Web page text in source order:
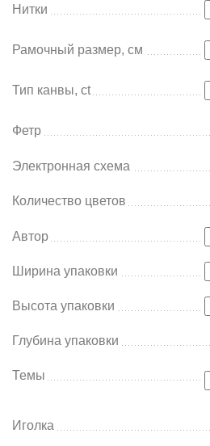
Нитки
Рамочный размер, см
Тип канвы, ct
Фетр
Электронная схема
Количество цветов
Автор
Ширина упаковки
Высота упаковки
Глубина упаковки
Темы
Иголка